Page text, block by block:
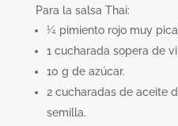
Para la salsa Thai:
¼ pimiento rojo muy
1 cucharada sopera de
10 g de azúcar.
2 cucharadas de aceite
semilla.